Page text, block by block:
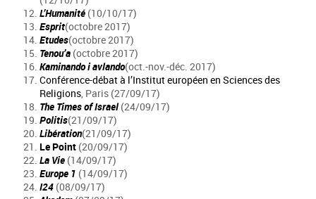
L’Humanité (10/10/17)
Esprit(octobre 2017)
Etudes(octobre 2017)
Tenou’a (octobre 2017)
Kaminando i avlando(oct.-nov.-déc. 2017)
Conférence-débat à l’Institut européen en Sciences des
Religions, Paris (27/09/17)
The Times of Israel(24/09/17)
Politis(21/09/17)
Libération(21/09/17)
Le Point (20/09/17)
La Vie (14/09/17)
Europe 1 (14/09/17)
I24 (08/09/17)